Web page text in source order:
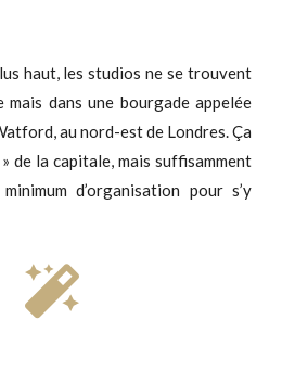
haut, les studios ne se trouvent
mais dans une bourgade appelée
au nord-est de Londres. Ça
de la capitale, mais suffisamment
d’organisation pour s’y